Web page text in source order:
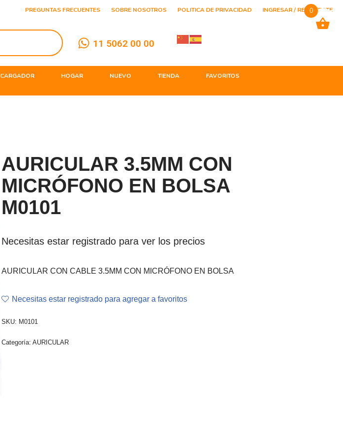
PREGUNTAS FRECUENTES SOBRE NOSOTROS POLITICA DE PRIVACIDAD INGRESAR / REGISTRATE
11 5062 00 00
CARGADOR HOGAR NUEVO TIENDA
FAVORITOS
AURICULAR 3.5MM CON
MICRÓFONO EN BOLSA
M0101
Necesitas estar registrado para ver los precios
AURICULAR CON CABLE 3.5MM CON MICRÓFONO EN BOLSA
Necesitas estar registrado para agregar a favoritos
SKU: M0101
Categoría:AURICULAR
0